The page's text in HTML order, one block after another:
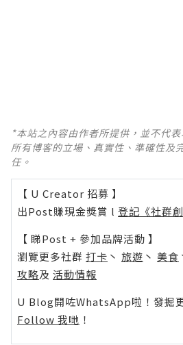
*本站之內容由作者所提供，並不代
所有博客的立場、真實性、準確性及
任。
【 U Creator 招募 】
出Post賺現金獎賞 l 登記《社群
【 睇Post + 參加品牌活動 】
瀏覽更多社群 打卡 丶 旅遊 丶 美食
攻略及 活動情報
U Blog開咗WhatsApp啦！發掘
Follow 我哋 ！